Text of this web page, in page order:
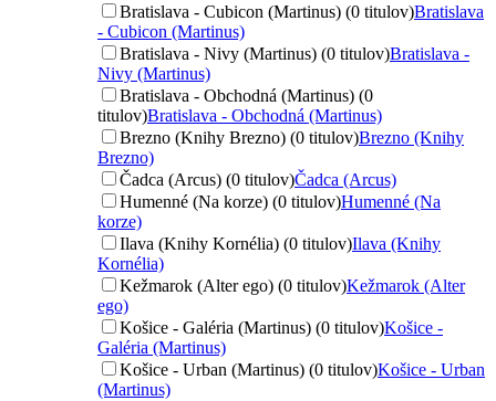
Bratislava - Cubicon (Martinus) (0 titulov)Bratislava
- Cubicon (Martinus)
Bratislava - Nivy (Martinus) (0 titulov)Bratislava -
Nivy (Martinus)
Bratislava - Obchodná (Martinus) (0
titulov)Bratislava - Obchodná (Martinus)
Brezno (Knihy Brezno) (0 titulov)Brezno (Knihy
Brezno)
Čadca (Arcus) (0 titulov)Čadca (Arcus)
Humenné (Na korze) (0 titulov)Humenné (Na
korze)
Ilava (Knihy Kornélia) (0 titulov)Ilava (Knihy
Kornélia)
Kežmarok (Alter ego) (0 titulov)Kežmarok (Alter
ego)
Košice - Galéria (Martinus) (0 titulov)Košice -
Galéria (Martinus)
Košice - Urban (Martinus) (0 titulov)Košice - Urban
(Martinus)